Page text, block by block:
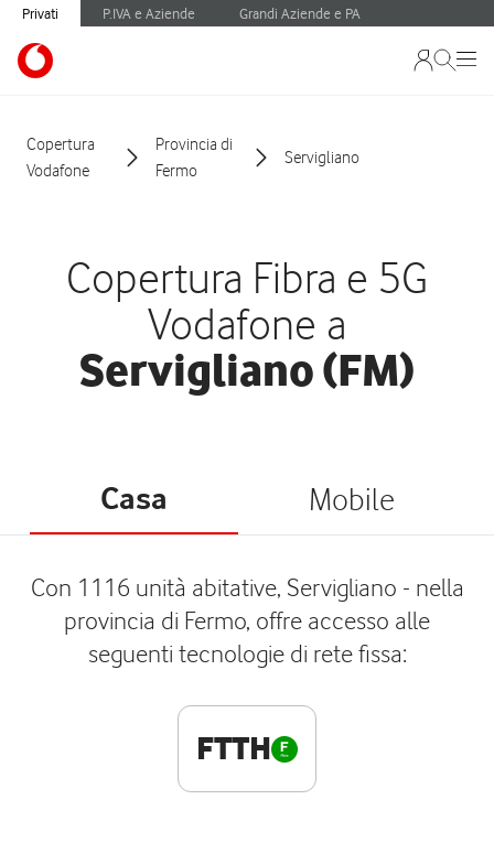
Privati P.IVA e Aziende Grandi Aziende e PA
Copertura
Vodafone
Provincia di
Fermo
Servigliano
Copertura Fibra e 5G
Vodafone a
Servigliano (FM)
Casa Mobile
Con 1116 unità abitative, Servigliano - nella
provincia di Fermo, offre accesso alle
seguenti tecnologie di rete fissa:
FTTH